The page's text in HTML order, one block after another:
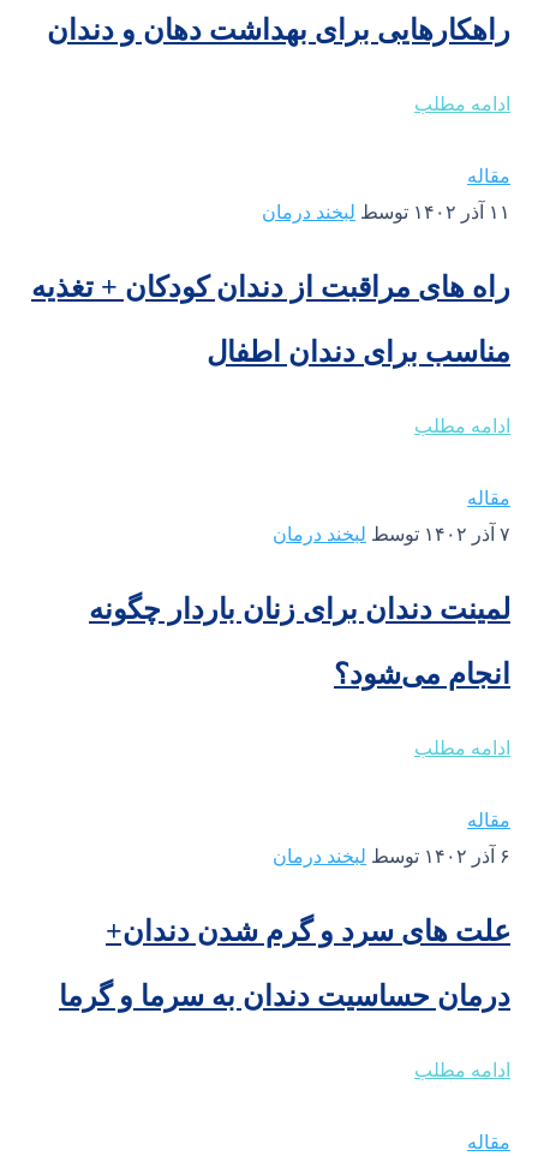
راهکارهایی برای بهداشت دهان و دندان
ادامه مطلب
مقاله
۱۱ آذر ۱۴۰۲
توسط لبخند درمان
راه های مراقبت از دندان کودکان + تغذیه
مناسب برای دندان اطفال
ادامه مطلب
مقاله
۷ آذر ۱۴۰۲
توسط لبخند درمان
لمینت دندان برای زنان باردار چگونه
انجام می‌شود؟
ادامه مطلب
مقاله
۶ آذر ۱۴۰۲
توسط لبخند درمان
علت‌ های سرد و گرم شدن دندان+
درمان حساسیت دندان به سرما و گرما
ادامه مطلب
مقاله